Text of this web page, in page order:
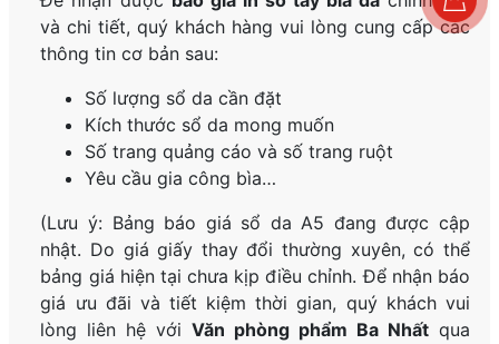
và chi tiết, quý khách hàng vui lòng cung cấp các
thông tin cơ bản sau:
Số lượng sổ da cần đặt
Kích thước sổ da mong muốn
Số trang quảng cáo và số trang ruột
Yêu cầu gia công bìa…
(Lưu ý: Bảng báo giá sổ da A5 đang được cập
nhật. Do giá giấy thay đổi thường xuyên, có thể
bảng giá hiện tại chưa kịp điều chỉnh. Để nhận báo
giá ưu đãi và tiết kiệm thời gian, quý khách vui
lòng liên hệ vớiVăn phòng phẩm Ba Nhấtqua